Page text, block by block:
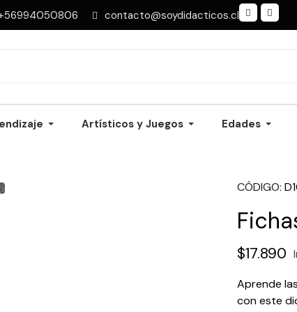
contacto@soydidacticos.cl
Artísticos y Juegos Edades
CÓDIGO
$17.890
Aprende
con este